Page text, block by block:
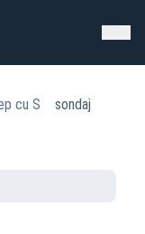
cu S sondaj